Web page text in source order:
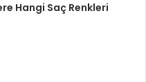
Hangi Saç Renkleri